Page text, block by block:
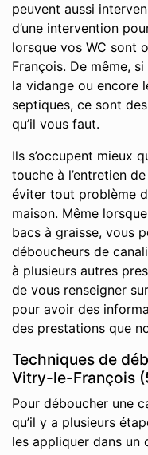
peuvent aussi
d’une intervention
lorsque vos WC sont
François. De même,
la vidange ou encore
septiques, ce sont
qu’il vous faut.
Ils s’occupent mieux
touche à l’entretien
éviter tout problème
maison. Même
bacs à graisse, vous
déboucheurs de
à plusieurs autres
de vous renseigner
pour avoir des
des prestations que
Techniques de
Vitry-le-François
Pour déboucher une
qu’il y a plusieurs
les appliquer dans un